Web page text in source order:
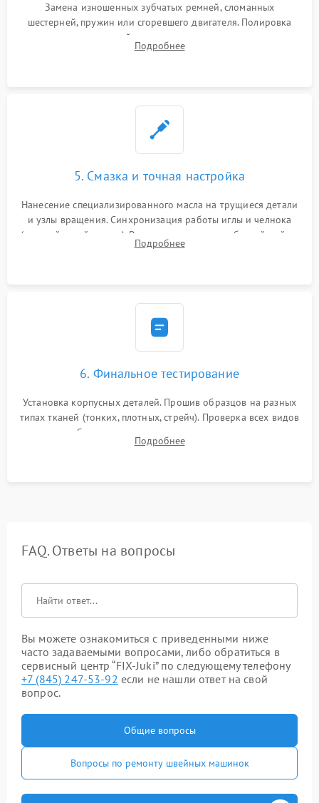
Замена изношенных зубчатых ремней, сломанных
шестерней, пружин или сгоревшего двигателя. Полировка
челночного устройства для устранения заусенцев.
Восстановление контактов в педали и пайка элементов на
Подробнее
5. Смазка и точная настройка
Нанесение специализированного масла на трущиеся детали
и узлы вращения. Синхронизация работы иглы и челнока
(настройка таймингов). Регулировка высоты зубчатой рейки,
центровка игловодителя и калибровка натяжителей верхней
Подробнее
6. Финальное тестирование
Установка корпусных деталей. Прошив образцов на разных
типах тканей (тонких, плотных, стрейч). Проверка всех видов
строчек, работы реверса, выметывания петли и намотчика
шпульки. Контроль плавности хода и отсутствия
Подробнее
FAQ. Ответы на вопросы
Вы можете ознакомиться с приведенными ниже
часто задаваемыми вопросами, либо обратиться в
сервисный центр “FIX-Juki” по следующему телефону
+7 (845) 247-53-92 если не нашли ответ на свой
вопрос.
Общие вопросы
Вопросы по ремонту швейных машинок